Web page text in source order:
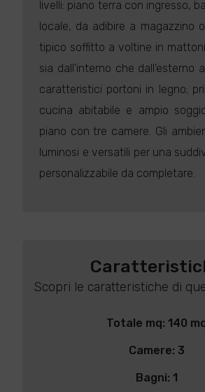
livelli: piano terra con ingresso,
locale, da adibire a magazzino
tipico soffitto a voltine in
sia dall'interno che dall'esterno
caratteristici portoni in legno;
cucina abitabile e ampio
piano con tre camere. Gli
luminosi e versatili per una
personalizzabile da completare.
Scopri le caratteristiche di
Totale mq: 140
Camere: 3
Bagni: 1